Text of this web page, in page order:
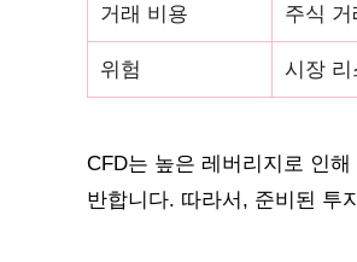
거래 비용 주식 거
위험 시장 리
CFD는 높은 레버리지로 인
반합니다. 따라서, 준비된 투